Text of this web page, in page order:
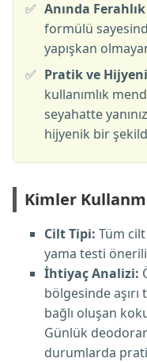
✅ Anında
formülü
yapışkan
✅ Pratik ve
kullanımlık
seyahatte
hijyenik bir
Kimler
Cilt Tipi: Tüm
yama testi
İhtiyaç Analizi:
bölgesinde
bağlı oluşan
Günlük
durumlarda